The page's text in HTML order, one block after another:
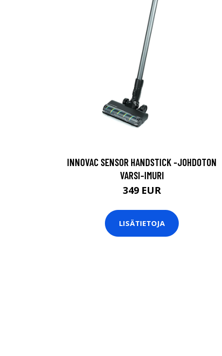
INNOVAC SENSOR HANDSTICK -JOHDOTON
VARSI-IMURI
349 EUR
LISÄTIETOJA